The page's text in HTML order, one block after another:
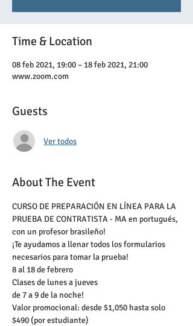
Time & Location
08 feb 2021, 19:00 – 18 feb 2021, 21:00
www.zoom.com
Guests
Ver todos
About The Event
CURSO DE PREPARACIÓN EN LÍNEA PARA LA
PRUEBA DE CONTRATISTA - MA en portugués,
con un profesor brasileño!
¡Te ayudamos a llenar todos los formularios
necesarios para tomar la prueba!
8 al 18 de febrero
Clases de lunes a jueves
de 7 a 9 de la noche!
Valor promocional: desde $1,050 hasta solo
$490 (por estudiante)